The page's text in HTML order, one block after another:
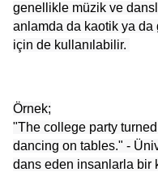
genellikle müzik ve
anlamda da kaotik ya da
için de kullanılabilir.
Örnek;
"The college party
dancing on tables." -
dans eden insanlarla bir